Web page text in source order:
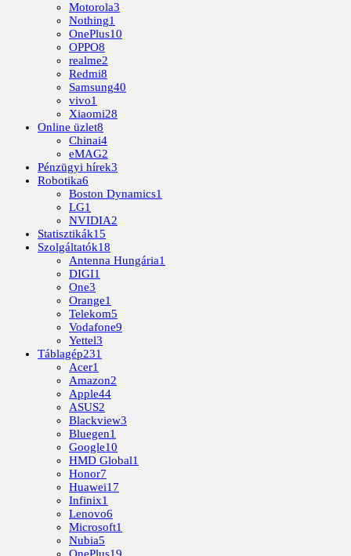
Motorola3
Nothing1
OnePlus10
OPPO8
realme2
Redmi8
Samsung40
vivo1
Xiaomi28
Online üzlet8
Chinai4
eMAG2
Pénzügyi hírek3
Robotika6
Boston Dynamics1
LG1
NVIDIA2
Statisztikák15
Szolgáltatók18
Antenna Hungária1
DIGI1
One3
Orange1
Telekom5
Vodafone9
Yettel3
Táblagép231
Acer1
Amazon2
Apple44
ASUS2
Blackview3
Bluegen1
Google10
HMD Global1
Honor7
Huawei17
Infinix1
Lenovo6
Microsoft1
Nubia5